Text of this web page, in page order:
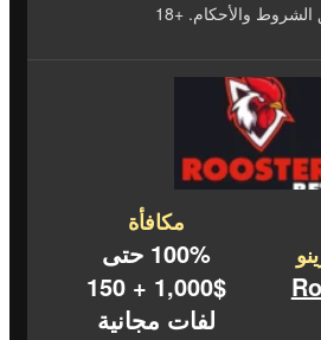
والأحكام. +18
مكافأة
100% حتى
$1,000 + 150
لفات مجانية